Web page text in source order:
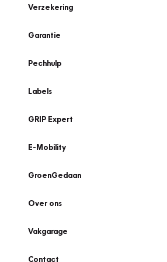
Verzekering
Garantie
Pechhulp
Labels
GRIP Expert
E-Mobility
GroenGedaan
Over ons
Vakgarage
Contact